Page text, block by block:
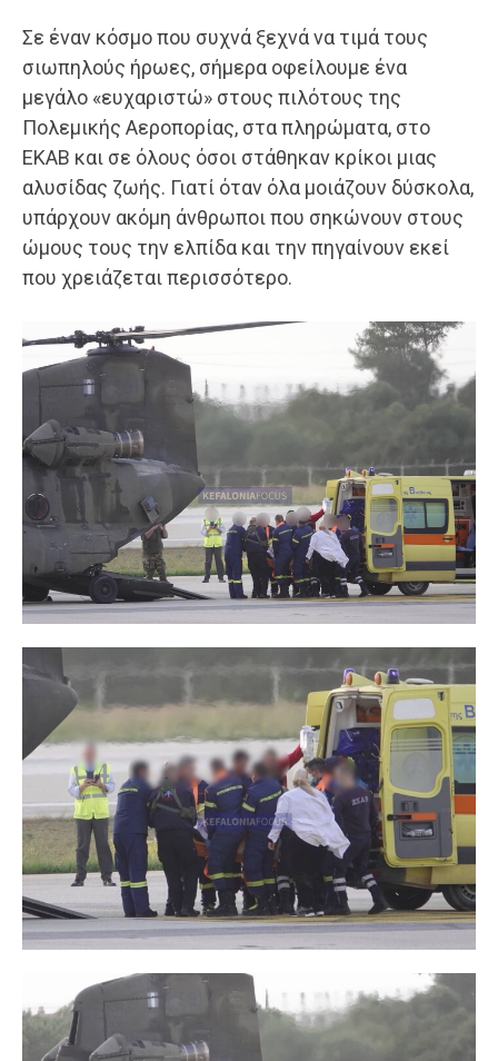
Σε έναν κόσμο που συχνά ξεχνά να τιμά τους
σιωπηλούς ήρωες, σήμερα οφείλουμε ένα
μεγάλο «ευχαριστώ» στους πιλότους της
Πολεμικής Αεροπορίας, στα πληρώματα, στο
ΕΚΑΒ και σε όλους όσοι στάθηκαν κρίκοι μιας
αλυσίδας ζωής. Γιατί όταν όλα μοιάζουν δύσκολα,
υπάρχουν ακόμη άνθρωποι που σηκώνουν στους
ώμους τους την ελπίδα και την πηγαίνουν εκεί
που χρειάζεται περισσότερο.